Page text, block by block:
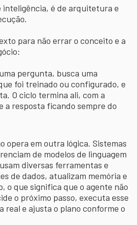
inteligência, é de arquitetura e
para não errar o conceito e a
pergunta, busca uma
foi treinado ou configurado, e
O ciclo termina ali, com a
a resposta ficando sempre do
opera em outra lógica. Sistemas
de modelos de linguagem
diversas ferramentas e
de dados, atualizam memória e
o que significa que o agente não
o próximo passo, executa esse
real e ajusta o plano conforme o